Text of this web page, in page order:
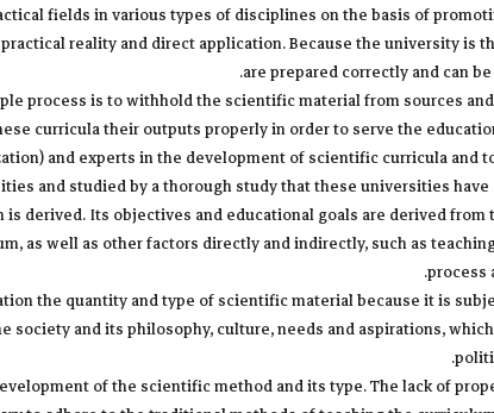
fields in various types of disciplines on the basis of
reality and direct application. Because the university is
are prepared correctly and can
process is to withhold the scientific material from sources
curricula their outputs properly in order to serve the
and experts in the development of scientific curricula and
and studied by a thorough study that these universities
derived. Its objectives and educational goals are derived
as well as other factors directly and indirectly, such as
process
the quantity and type of scientific material because it is
and its philosophy, culture, needs and aspirations,
of the scientific method and its type. The lack of